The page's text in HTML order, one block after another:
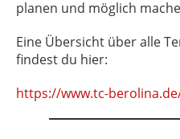
planen und möglich
Eine Übersicht über alle
findest du hier:
https://www.tc-